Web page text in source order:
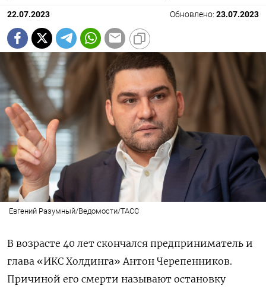
22.07.2023 Обновлено: 23.07.2023
Евгений Разумный/Ведомости/ТАСС
В возрасте 40 лет скончался предприниматель и
глава «ИКС Холдинга» Антон Черепенников.
Причиной его смерти называют остановку